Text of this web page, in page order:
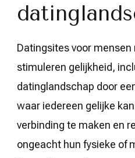
Datingsites voor
stimuleren gelijkheid,
datinglandschap door
waar iedereen gelijke
verbinding te maken en
ongeacht hun fysieke of